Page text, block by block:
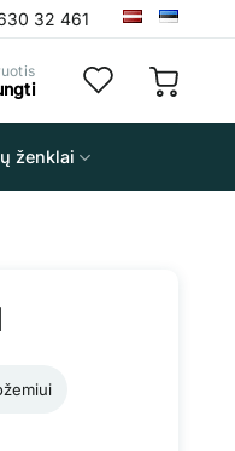
32 461
ženklai